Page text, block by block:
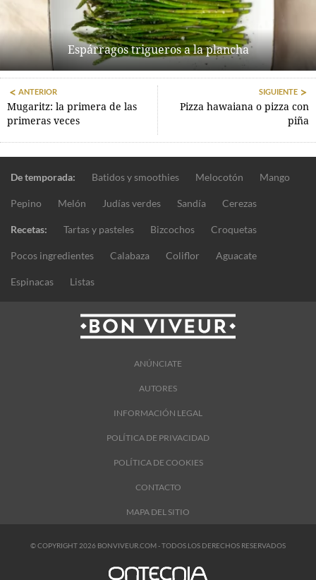
Espárragos trigueros a la plancha
ANTERIOR
Mugaritz: la primera de las
primeras veces
SIGUIENTE
Pizza hawaiana o pizza con
piña
De temporada: Batidos y smoothies Melocotón Mango
Pepino Melón Judías verdes Sandía Cerezas
Recetas: Tartas y pasteles Bizcochos Croquetas
Pocos ingredientes Calabaza Coliflor Aguacate
Espinacas Listas
ANÚNCIATE
AUTORES
INFORMACIÓN LEGAL
POLÍTICA DE PRIVACIDAD
POLÍTICA DE COOKIES
CONTACTO
MAPA DEL SITIO
© COPYRIGHT 2026 BONVIVEUR.COM - TODOS LOS DERECHOS RESERVADOS